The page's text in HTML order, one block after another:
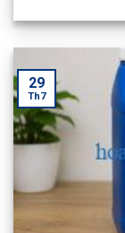
29
Th7